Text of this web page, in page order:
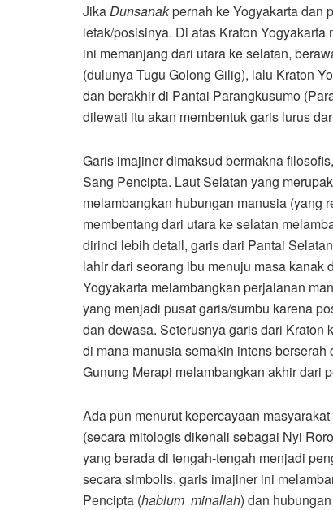
JikaDunsanakpernah ke Yogyakarta dan
letak/posisinya. Di atas Kraton
ini memanjang dari utara ke selatan,
(dulunya Tugu Golong Gilig), lalu Kraton
dan berakhir di Pantai Parangkusumo
dilewati itu akan membentuk garis lurus
Garis imajiner dimaksud bermakna
Sang Pencipta. Laut Selatan yang
melambangkan hubungan manusia (yang
membentang dari utara ke selatan
dirinci lebih detail, garis dari Pantai
lahir dari seorang ibu menuju masa kanak
Yogyakarta melambangkan perjalanan
yang menjadi pusat garis/sumbu karena
dan dewasa. Seterusnya garis dari Kraton
di mana manusia semakin intens
Gunung Merapi melambangkan akhir dari
Ada pun menurut kepercayaan
(secara mitologis dikenali sebagai Nyi
yang berada di tengah-tengah menjadi
secara simbolis, garis imajiner ini
Pencipta (hablum minallah) dan